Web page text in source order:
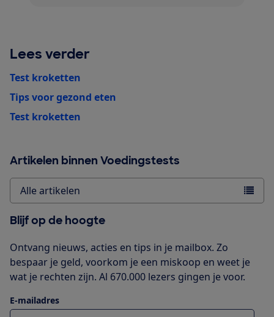
Lees verder
Test kroketten
Tips voor gezond eten
Test kroketten
Artikelen binnen Voedingstests
Alle artikelen
Blijf op de hoogte
Ontvang nieuws, acties en tips in je mailbox. Zo
bespaar je geld, voorkom je een miskoop en weet je
wat je rechten zijn. Al 670.000 lezers gingen je voor.
E-mailadres